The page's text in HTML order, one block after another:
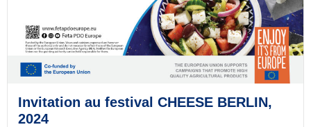
Invitation au festival CHEESE BERLIN,
2024